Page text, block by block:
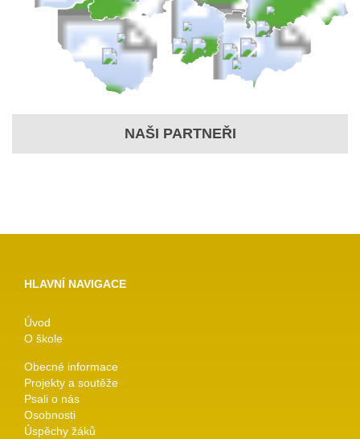
NAŠI PARTNEŘI
HLAVNÍ NAVIGACE
Úvod
O škole
Obecné informace
Projekty a soutěže
Psali o nás
Osobnosti
Úspěchy žáků